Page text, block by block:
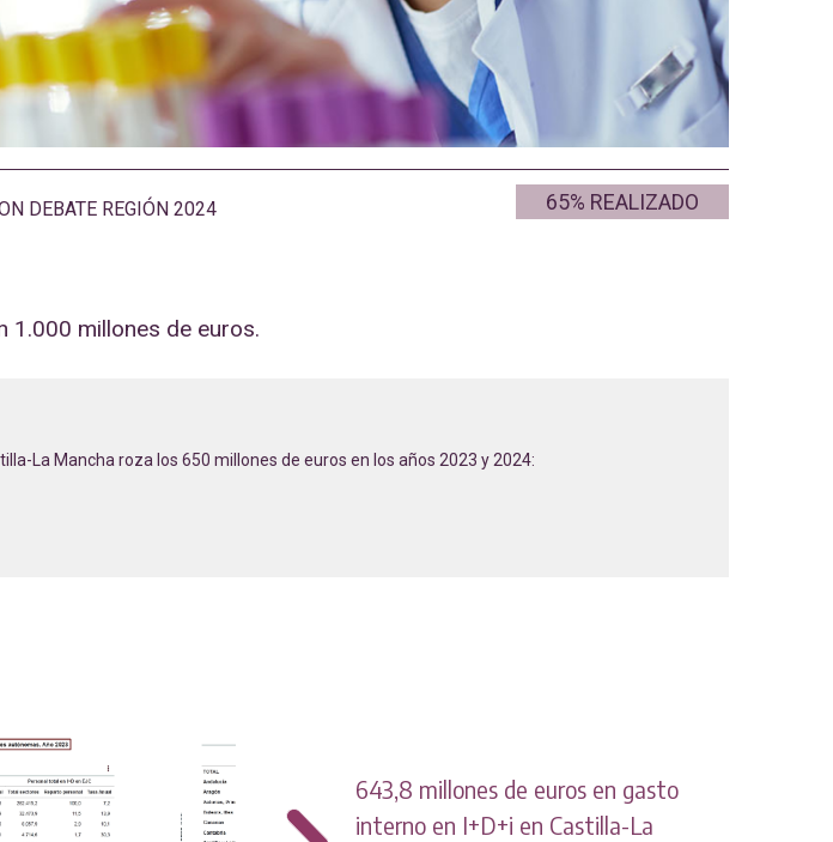
DEBATE REGIÓN 2024 65% REALIZADO
1.000 millones de euros.
La Mancha roza los 650 millones de euros en los años 2023 y 2024:
643,8 millones de euros en gasto
interno en I+D+i en Castilla-La